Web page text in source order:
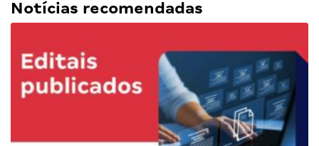
Notícias recomendadas